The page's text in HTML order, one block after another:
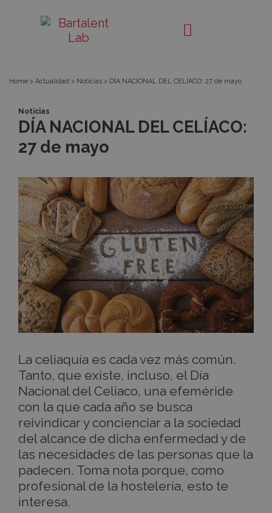
NACIONAL
DEL
CELÍACO:
27
mayo
Bartalent
Lab
Home > Actualidad > Noticias > DÍA NACIONAL DEL CELÍACO: 27 de mayo
Noticias
DÍA NACIONAL DEL CELÍACO:
27 de mayo
La celiaquía es cada vez más común.
Tanto, que existe, incluso, el Día
Nacional del Celiaco, una efeméride
con la que cada año se busca
reivindicar y concienciar a la sociedad
del alcance de dicha enfermedad y de
las necesidades de las personas que la
padecen. Toma nota porque, como
profesional de la hostelería, esto te
interesa.